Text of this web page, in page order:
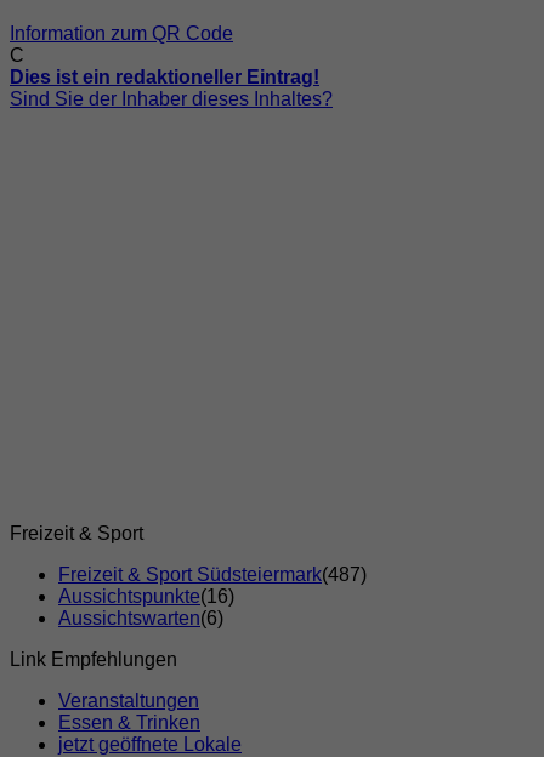
Information zum QR Code
C
Dies ist ein redaktioneller Eintrag!
Sind Sie der Inhaber dieses Inhaltes?
Freizeit & Sport
Freizeit & Sport Südsteiermark(487)
Aussichtspunkte(16)
Aussichtswarten(6)
Link Empfehlungen
Veranstaltungen
Essen & Trinken
jetzt geöffnete Lokale